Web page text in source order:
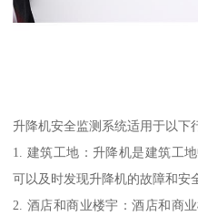
升降机安全监测系统适用于以下
1. 建筑工地：升降机是建筑工
可以及时发现升降机的故障和安
2. 酒店和商业楼宇：酒店和商